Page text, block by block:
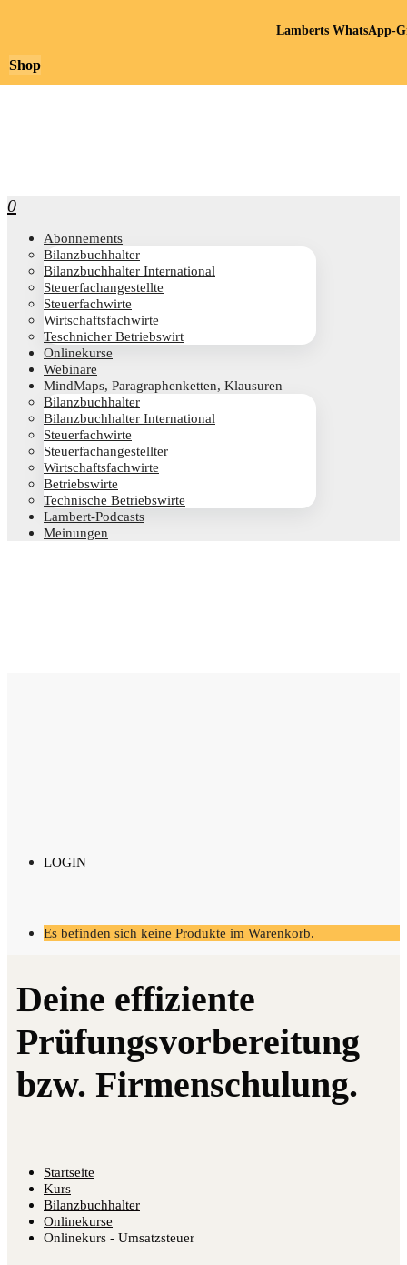
0
Abon­ne­ments
Bilanz­buch­hal­ter
Bilanz­buch­hal­ter International
Steu­er­fach­an­ge­stell­te
Steu­er­fach­wir­te
Wirt­schafts­fach­wir­te
Teschni­cher Betriebswirt
Online­kur­se
Web­i­na­re
Mind­Maps, Para­gra­phen­ket­ten, Klausuren
Bilanz­buch­hal­ter
Bilanz­buch­hal­ter International
Steu­er­fach­wir­te
Steu­er­fach­an­ge­stell­ter
Wirt­schafts­fach­wir­te
Betriebs­wir­te
Tech­ni­sche Betriebswirte
Lam­­bert-Pod­­casts
Mei­nun­gen
LOGIN
Es befinden sich keine Produkte im Warenkorb.
Startseite
Kurs
Bilanzbuchhalter
Onlinekurse
Onlinekurs - Umsatzsteuer
Shop
Lamberts WhatsApp-